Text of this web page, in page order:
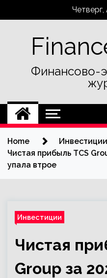
Четверг,
Финансово-
Home
Инвестиции
Чистая прибыль TCS
упала втрое
Инвестиции
Чистая
Group за